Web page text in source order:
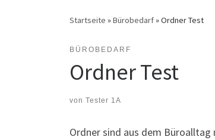
Startseite »Bürobedarf»Ordner Test
BÜROBEDARF
Ordner Test
von Tester 1A
Ordner sind aus dem